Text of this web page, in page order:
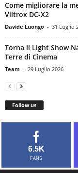
Come migliorare la
Viltrox DC-X2
Davide Luongo - 31 Luglio
Torna il Light Show
Terre di Cinema
Team - 29 Luglio 2026
Follow us
6.5K
FANS